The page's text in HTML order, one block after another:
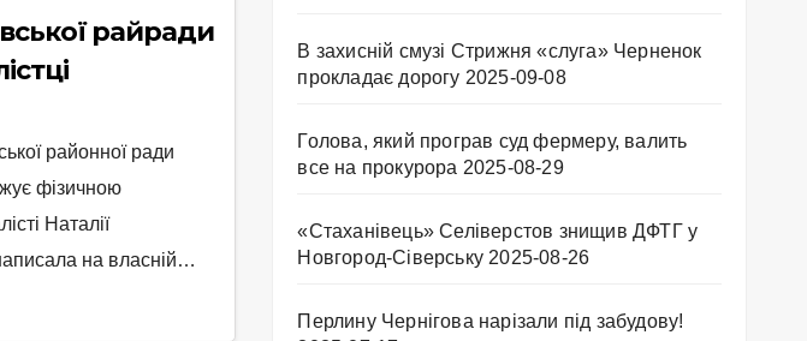
райради
районної ради
фізичною
Наталії
на власній…
В захисній смузі Стрижня «слуга» Черненок
прокладає дорогу 2025-09-08
Голова, який програв суд фермеру, валить
все на прокурора 2025-08-29
«Стаханівець» Селіверстов знищив ДФТГ у
Новгород-Сіверську 2025-08-26
Перлину Чернігова нарізали під забудову!